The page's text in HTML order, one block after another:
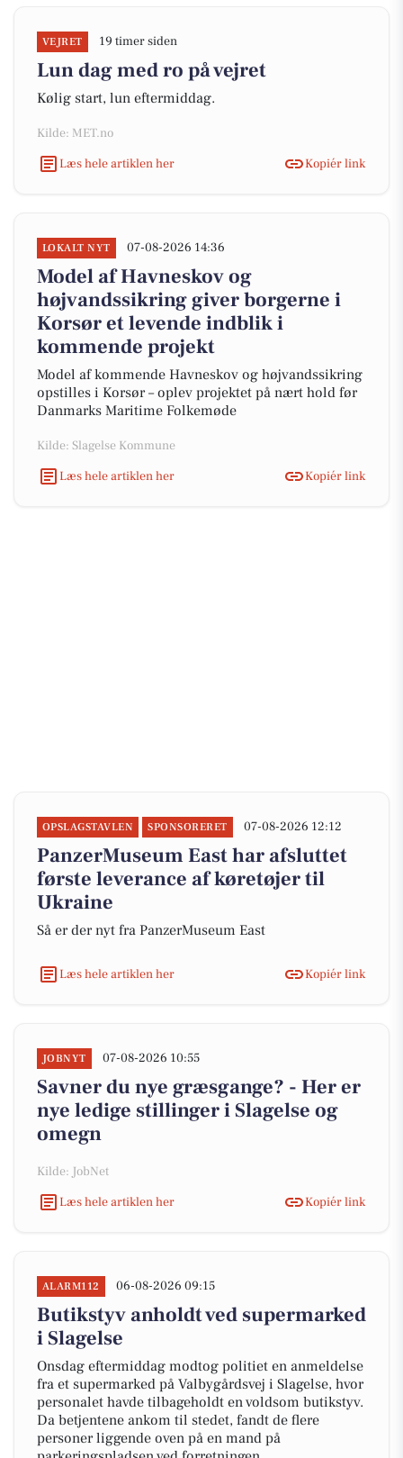
VEJRET 19 timer siden
Lun dag med ro på vejret
Kølig start, lun eftermiddag.
Kilde: MET.no
Læs hele artiklen her
Kopiér link
LOKALT NYT 07-08-2026 14:36
Model af Havneskov og
højvandssikring giver borgerne i
Korsør et levende indblik i
kommende projekt
Model af kommende Havneskov og højvandssikring
opstilles i Korsør – oplev projektet på nært hold før
Danmarks Maritime Folkemøde
Kilde: Slagelse Kommune
Læs hele artiklen her
Kopiér link
OPSLAGSTAVLEN SPONSORERET 07-08-2026 12:12
PanzerMuseum East har afsluttet
første leverance af køretøjer til
Ukraine
Så er der nyt fra PanzerMuseum East
Læs hele artiklen her Kopiér link
JOBNYT 07-08-2026 10:55
Savner du nye græsgange? - Her er
nye ledige stillinger i Slagelse og
omegn
Kilde: JobNet
Læs hele artiklen her
Kopiér link
ALARM112 06-08-2026 09:15
Butikstyv anholdt ved supermarked
i Slagelse
Onsdag eftermiddag modtog politiet en anmeldelse
fra et supermarked på Valbygårdsvej i Slagelse, hvor
personalet havde tilbageholdt en voldsom butikstyv.
Da betjentene ankom til stedet, fandt de flere
personer liggende oven på en mand på